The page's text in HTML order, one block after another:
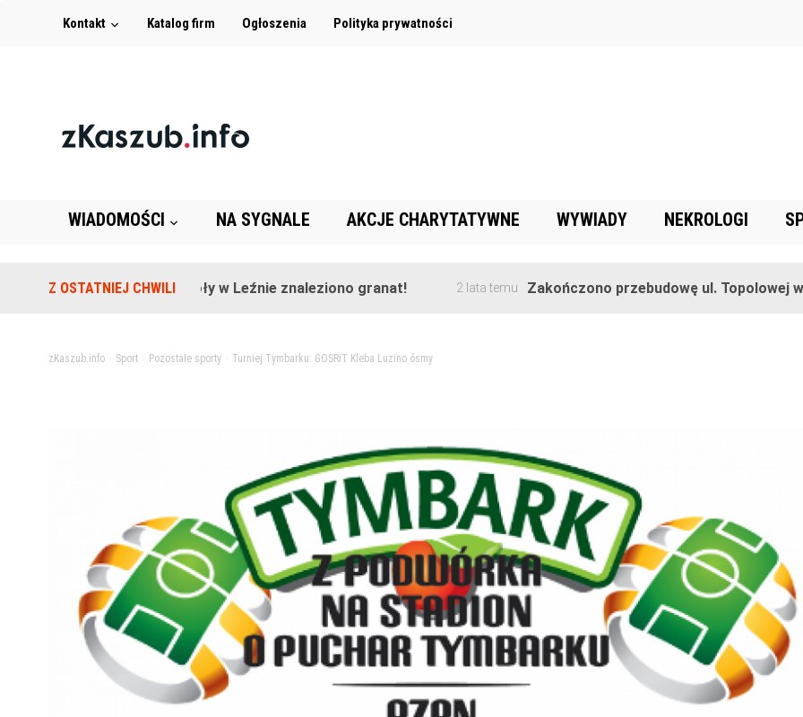
Kontakt Katalog firm Ogłoszenia Polityka prywatności
WIADOMOŚCI NA SYGNALE AKCJE CHARYTATYWNE WYWIADY NEKROLOGI
Z OSTATNIEJ CHWILI
Na terenie szkoły w Leźnie znaleziono granat! 2 lata temu Zakończono przebudowę ul. Topolowej w
zKaszub.info> Sport> Pozostałe sporty> Turniej Tymbarku: GOSRiT Kleba Luzino ósmy